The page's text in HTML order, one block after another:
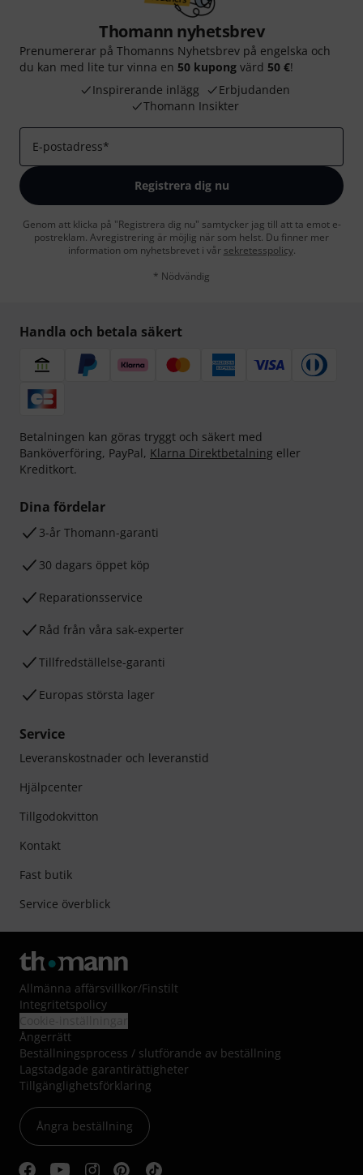
Thomann nyhetsbrev
Prenumererar på Thomanns Nyhetsbrev på engelska och
du kan med lite tur vinna en 50 kupong värd 50 €!
Inspirerande inlägg
Erbjudanden
Thomann Insikter
E-postadress*
Registrera dig nu
Genom att klicka på "Registrera dig nu" samtycker jag till att ta emot e-
postreklam. Avregistrering är möjlig när som helst. Du finner mer
information om nyhetsbrevet i vår sekretesspolicy.
* Nödvändig
Handla och betala säkert
Betalningen kan göras tryggt och säkert med
Banköverföring, PayPal, Klarna Direktbetalning eller
Kreditkort.
Dina fördelar
3-år Thomann-garanti
30 dagars öppet köp
Reparationsservice
Råd från våra sak-experter
Tillfredställelse-garanti
Europas största lager
Service
Leveranskostnader och leveranstid
Hjälpcenter
Tillgodokvitton
Kontakt
Fast butik
Service överblick
Allmänna affärsvillkor/Finstilt
Integritetspolicy
Ångerrätt
Beställningsprocess / slutförande av beställning
Lagstadgade garantirättigheter
Tillgänglighetsförklaring
Ångra beställning